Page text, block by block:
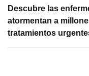
Descubre las
atormentan a
tratamientos